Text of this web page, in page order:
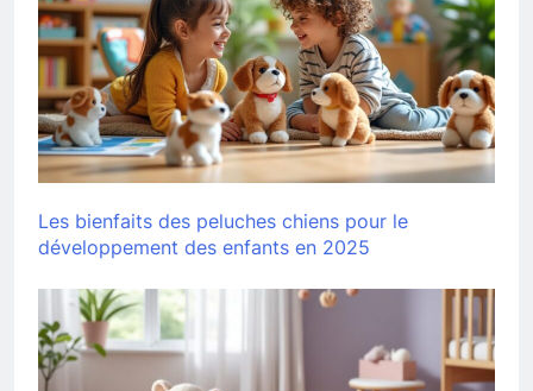
Les bienfaits des peluches chiens pour le
développement des enfants en 2025